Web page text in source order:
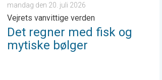
mandag den 20. juli 2026
Vejrets vanvittige verden
Det regner med fisk og
mytiske bølger